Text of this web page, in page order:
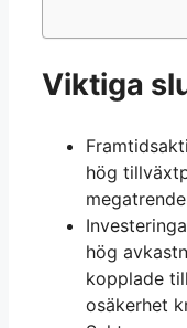
Viktiga
hög
hög
kopplade
osäkerhet